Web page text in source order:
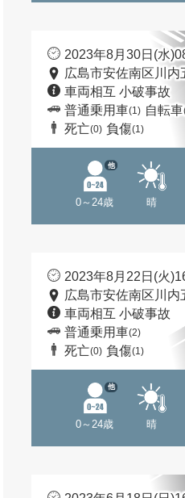
2023年8月30日(水
広島市安佐南区川内
車両相互 小破事故
普通乗用車(1) 自転車
死亡(0) 負傷(1)
0～24歳
他
晴
2023年8月22日(火
広島市安佐南区川内
車両相互 小破事故
普通乗用車(2)
死亡(0) 負傷(1)
0～24歳
他
晴